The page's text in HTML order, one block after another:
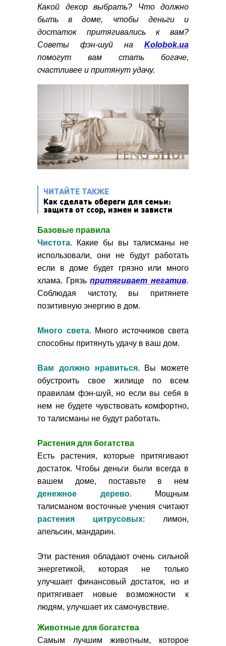
Какой декор выбрать? Что должно
быть в доме, чтобы деньги и
достаток притягивались к вам?
Советы фэн-шуй на Kolobok.ua
помогут вам стать богаче,
счастливее и притянут удачу.
ЧИТАЙТЕ ТАКЖЕ
Как сделать обереги для семьи:
защита от ссор, измен и зависти
Базовые правила
Чистота. Какие бы вы талисманы не
использовали, они не будут работать
если в доме будет грязно или много
хлама. Грязьпритягивает негатив.
Соблюдая чистоту, вы притянете
позитивную энергию в дом.
Много света.Много источников света
способны притянуть удачу в ваш дом.
Вам должно нравиться.Вы можете
обустроить свое жилище по всем
правилам фэн-шуй, но если вы себя в
нем не будете чувствовать комфортно,
то талисманы не будут работать.
Растения для богатства
Есть растения, которые притягивают
достаток. Чтобы деньги были всегда в
вашем доме, поставьте в нем
денежное дерево. Мощным
талисманом восточные учения считают
растения цитрусовых: лимон,
апельсин, мандарин.
Эти растения обладают очень сильной
энергетикой, которая не только
улучшает финансовый достаток, но и
притягивает новые возможности к
людям, улучшает их самочувствие.
Животные для богатства
Самым лучшим животным, которое